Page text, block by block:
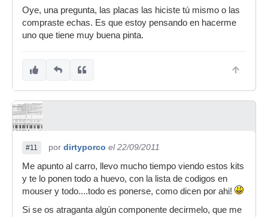
Oye, una pregunta, las placas las hiciste tú mismo o las
compraste echas. Es que estoy pensando en hacerme
uno que tiene muy buena pinta.
#11 por dirtyporco el 22/09/2011
Me apunto al carro, llevo mucho tiempo viendo estos kits
y te lo ponen todo a huevo, con la lista de codigos en
mouser y todo....todo es ponerse, como dicen por ahi!
Si se os atraganta algún componente decirmelo, que me